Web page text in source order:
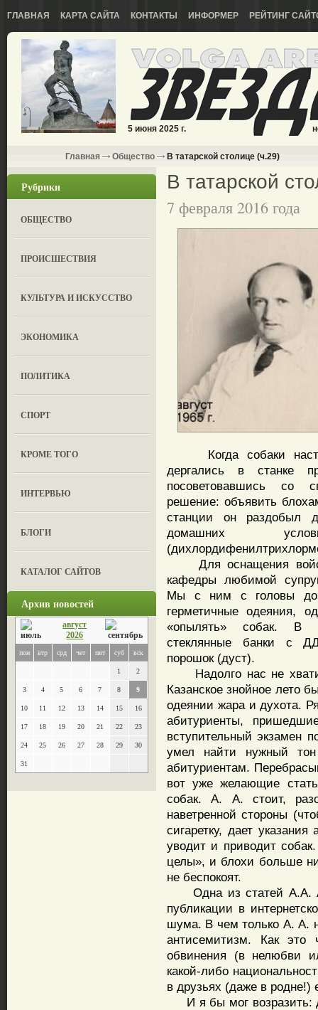
ГЛАВНАЯ КАРТА САЙТА КОНТАКТЫ ИНФОРМЕР РЕЙТИНГ
5 июня 2025 г.
Главная Общество В татарской столице (ч.29)
Рубрики
ОБЩЕСТВО
ПРОИСШЕСТВИЯ
КУЛЬТУРА И ИСКУССТВО
ЭКОНОМИКА
ПОЛИТИКА
СПОРТ
КРОМЕ ТОГО
ИНТЕРВЬЮ
БЛОГИ
КАТАЛОГ САЙТОВ
Архив новостей
август
2026
пон втр срд чет пят суб вск
1 2
3 4 5 6 7 8 9
10 11 12 13 14 15 16
17 18 19 20 21 22 23
24 25 26 27 28 29 30
31
В татарской
7 февраля 2016 года
Когда собаки
дергались в станке
посоветовавшись со
решение: объявить
станции он раздобыл
домашних
Для оснащения
кафедры любимой
Мы с ним с головы до
герметичные одеяния,
«опылять» собак. В
стеклянные банки с
порошок (дуст).
Надолго нас не
Казанское знойное лето
одеянии жара и духота.
абитуриенты,
вступительный экзамен
умел найти нужный
абитуриентам.
вот уже желающие
собак. А. А. стоит,
наветренной стороны
сигаретку, дает
уводит и приводит
целы», и блохи больше
не беспокоят.
Одна из статей А.А.
публикации в
шума. В чем только А. А.
антисемитизм. Как это
обвинения (в нелюбви
какой-либо
в друзьях (даже в родне!)
И я бы мог возразить: